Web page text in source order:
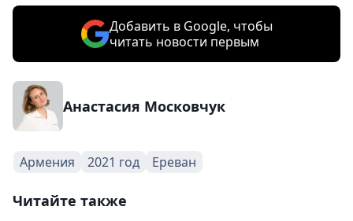
Добавить в Google, чтобы
читать новости первым
Анастасия Московчук
Армения 2021 год Ереван
Читайте также